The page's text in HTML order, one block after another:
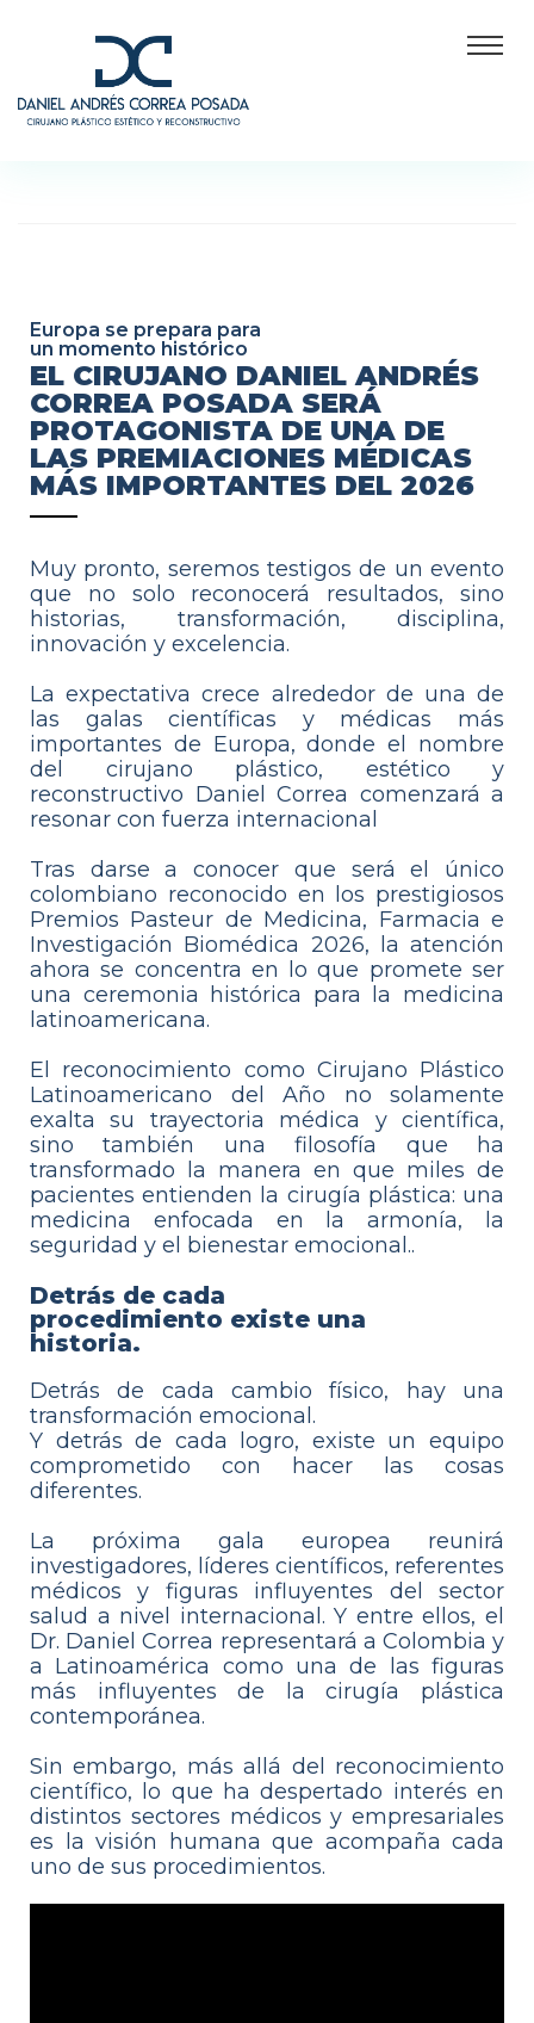
Europa se prepara para
un momento histórico
EL CIRUJANO DANIEL ANDRÉS
CORREA POSADA SERÁ
PROTAGONISTA DE UNA DE
LAS PREMIACIONES MÉDICAS
MÁS IMPORTANTES DEL 2026
Muy pronto, seremos testigos de un evento
que no solo reconocerá resultados, sino
historias, transformación, disciplina,
innovación y excelencia.
La expectativa crece alrededor de una de
las galas científicas y médicas más
importantes de Europa, donde el nombre
del cirujano plástico, estético y
reconstructivo Daniel Correa comenzará a
resonar con fuerza internacional
Tras darse a conocer que será el único
colombiano reconocido en los prestigiosos
Premios Pasteur de Medicina, Farmacia e
Investigación Biomédica 2026, la atención
ahora se concentra en lo que promete ser
una ceremonia histórica para la medicina
latinoamericana.
El reconocimiento como Cirujano Plástico
Latinoamericano del Año no solamente
exalta su trayectoria médica y científica,
sino también una filosofía que ha
transformado la manera en que miles de
pacientes entienden la cirugía plástica: una
medicina enfocada en la armonía, la
seguridad y el bienestar emocional..
Detrás de cada
procedimiento existe una
historia.
Detrás de cada cambio físico, hay una
transformación emocional.
Y detrás de cada logro, existe un equipo
comprometido con hacer las cosas
diferentes.
La próxima gala europea reunirá
investigadores, líderes científicos, referentes
médicos y figuras influyentes del sector
salud a nivel internacional. Y entre ellos, el
Dr. Daniel Correa representará a Colombia y
a Latinoamérica como una de las figuras
más influyentes de la cirugía plástica
contemporánea.
Sin embargo, más allá del reconocimiento
científico, lo que ha despertado interés en
distintos sectores médicos y empresariales
es la visión humana que acompaña cada
uno de sus procedimientos.